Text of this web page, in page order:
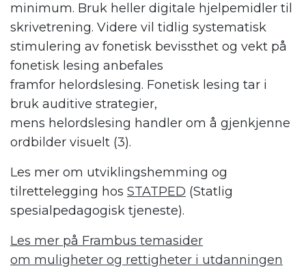
minimum. Bruk heller digitale hjelpemidler til
skrivetrening. Videre vil tidlig systematisk
stimulering av fonetisk bevissthet og vekt på
fonetisk lesing anbefales
framfor helordslesing. Fonetisk lesing tar i
bruk auditive strategier,
mens helordslesing handler om å gjenkjenne
ordbilder visuelt (3).
Les mer om utviklingshemming og
tilrettelegging hos STATPED (Statlig
spesialpedagogisk tjeneste).
Les mer på Frambus temasider
om muligheter og rettigheter i utdanningen